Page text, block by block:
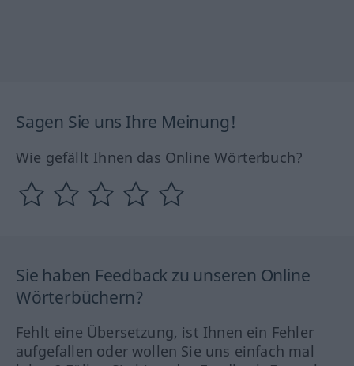
Sagen Sie uns Ihre Meinung!
Wie gefällt Ihnen das Online Wörterbuch?
Sie haben Feedback zu unseren Online
Wörterbüchern?
Fehlt eine Übersetzung, ist Ihnen ein Fehler
aufgefallen oder wollen Sie uns einfach mal